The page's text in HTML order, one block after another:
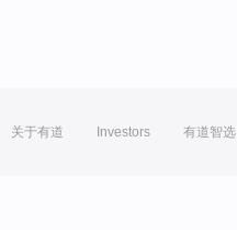
关于有道 Investors 有道智选